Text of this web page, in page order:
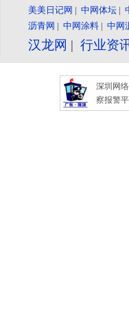
美美日记网 | 中网体坛 |
沥青网 | 中网涂料 | 中网
汉龙网 | 行业资
深圳网
察报警